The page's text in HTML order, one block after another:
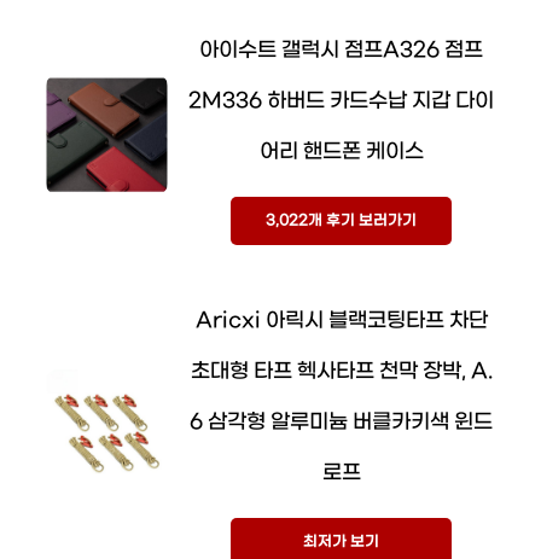
아이수트 갤럭시 점프A326 점프
2M336 하버드 카드수납 지갑 다이
어리 핸드폰 케이스
3,022개 후기 보러가기
Aricxi 아릭시 블랙코팅타프 차단
초대형 타프 헥사타프 천막 장박, A.
6 삼각형 알루미늄 버클카키색 윈드
로프
최저가 보기